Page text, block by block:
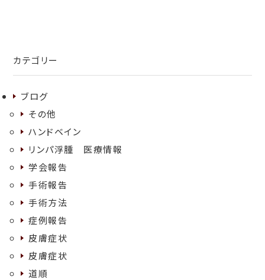
カテゴリー
ブログ
その他
ハンドベイン
リンパ浮腫 医療情報
学会報告
手術報告
手術方法
症例報告
皮膚症状
皮膚症状
道順